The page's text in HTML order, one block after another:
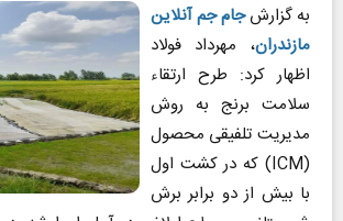
به گزارش جام جم آنلاین
مازندران، مهرداد فولاد
اظهار کرد: طرح ارتقاء
سلامت برنج به روش
مدیریت تلفیقی محصول
(ICM) که در کشت اول
با بیش از دو برابر برش